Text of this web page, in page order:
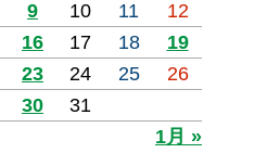
9 10 11
12
16 17 18
19
23 24 25
26
30
31
1月 »